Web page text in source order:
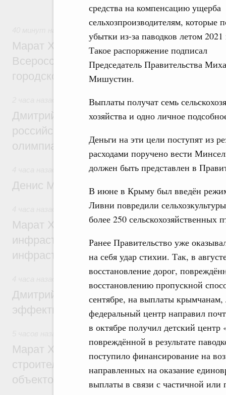
средства на компенсацию ущерба
сельхозпроизводителям, которые
убытки из-за паводков летом 2021
Такое распоряжение подписал
Председатель Правительства
Мишустин.
Выплаты получат семь
хозяйства и одно личное
Деньги на эти цели поступят из
расходами поручено вести
должен быть представлен в
В июне в Крыму был введён
Ливни повредили
более 250 сельскохозяйственных
Ранее Правительство уже
на себя удар стихии. Так, в
восстановление дорог,
восстановлению пропускной
сентябре, на выплаты
федеральный центр направил
в октябре получил детский
повреждённой в результате
поступило финансирование на
направленных на оказание
выплаты в связи с частичной
Экономика городов. Городская среда
Марат Хуснуллин провёл заседание
Всероссийского конкурса лучших
городской среды
Отрасль информационных технологий
Дмитрий Чернышенко и Сергей Кравцов
российскую сборную с победой на
олимпиаде по искусственному
Общие вопросы промышленной политики
Денис Мантуров посетил Ярославскую
Бюджеты субъектов Федерации.
Марат Хуснуллин: 15 объектов
инфраструктуры построили и обновили
инфраструктурным кредитам
Развитие сельских территорий
Дмитрий Патрушев: Синхронизация
эффективность поддержки сельских
Экономика городов. Городская среда
Марат Хуснуллин: «Единый заказчик»
строительство и реконструкцию более
объектов